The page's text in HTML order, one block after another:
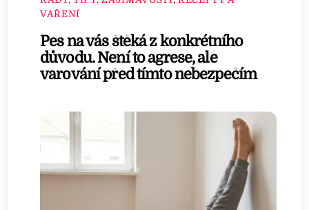
VAŘENÍ
Pes na vás štěká z konkrétního
důvodu. Není to agrese, ale
varování před tímto nebezpečím